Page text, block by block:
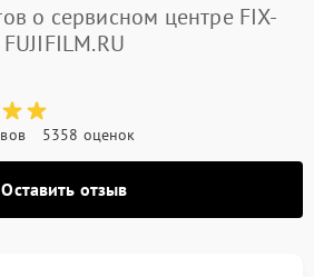
о сервисном центре FIX-
FUJIFILM.RU
5358 оценок
Оставить отзыв